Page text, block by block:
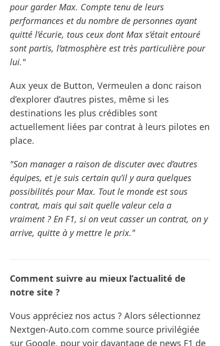
pour garder Max. Compte tenu de leurs
performances et du nombre de personnes ayant
quitté l’écurie, tous ceux dont Max s’était entouré
sont partis, l’atmosphère est très particulière pour
lui."
Aux yeux de Button, Vermeulen a donc raison
d’explorer d’autres pistes, même si les
destinations les plus crédibles sont
actuellement liées par contrat à leurs pilotes en
place.
"Son manager a raison de discuter avec d’autres
équipes, et je suis certain qu’il y aura quelques
possibilités pour Max. Tout le monde est sous
contrat, mais qui sait quelle valeur cela a
vraiment ? En F1, si on veut casser un contrat, on y
arrive, quitte à y mettre le prix."
Comment suivre au mieux l’actualité de
notre site ?
Vous appréciez nos actus ? Alors sélectionnez
Nextgen-Auto.com comme source privilégiée
sur Google, pour voir davantage de news F1 de